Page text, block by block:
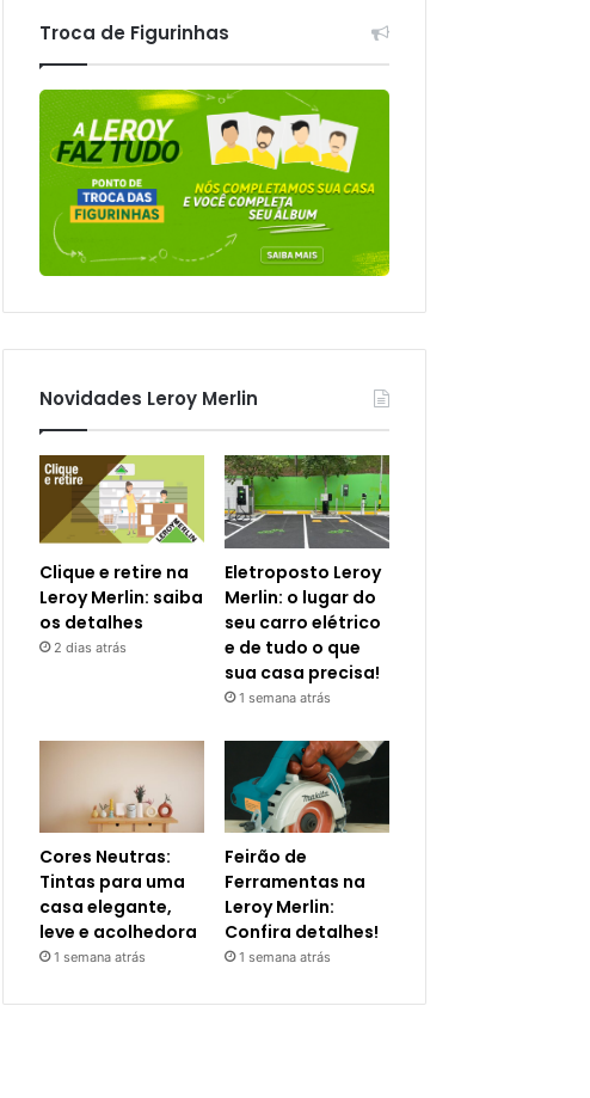
Troca de Figurinhas
Novidades Leroy Merlin
Clique e retire na
Leroy Merlin: saiba
os detalhes
2 dias atrás
Eletroposto Leroy
Merlin: o lugar do
seu carro elétrico
e de tudo o que
sua casa precisa!
1 semana atrás
Cores Neutras:
Tintas para uma
casa elegante,
leve e acolhedora
1 semana atrás
Feirão de
Ferramentas na
Leroy Merlin:
Confira detalhes!
1 semana atrás